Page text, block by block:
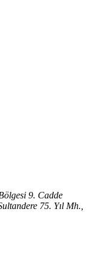
9. Cadde
75. Yıl Mh.,